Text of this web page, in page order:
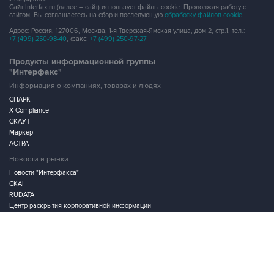
Сайт Interfax.ru (далее – сайт) использует файлы cookie. Продолжая работу с
сайтом, Вы соглашаетесь на сбор и последующую обработку файлов cookie.
Адрес: Россия, 127006, Москва, 1-я Тверская-Ямская улица, дом 2, стр.1, тел.:
+7 (499) 250-98-40, факс: +7 (499) 250-97-27
Продукты информационной группы
"Интерфакс"
Информация о компаниях, товарах и людях
СПАРК
X-Compliance
СКАУТ
Маркер
АСТРА
Новости и рынки
Новости "Интерфакса"
СКАН
RUDATA
Центр раскрытия корпоративной информации